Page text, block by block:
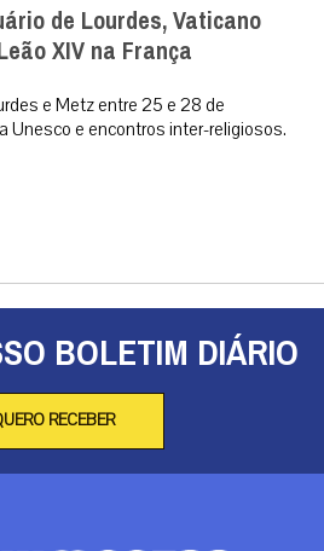
de Lourdes, Vaticano
XIV na França
e Metz entre 25 e 28 de
Unesco e encontros inter-religiosos.
BOLETIM DIÁRIO
RECEBER